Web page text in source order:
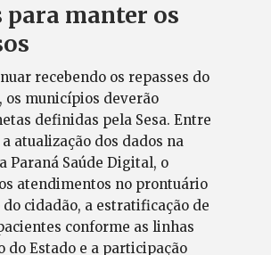
para manter os
recebendo os repasses do
os municípios deverão
definidas pela Sesa. Entre
atualização dos dados na
Paraná Saúde Digital, o
atendimentos no prontuário
cidadão, a estratificação de
conforme as linhas
do Estado e a participação